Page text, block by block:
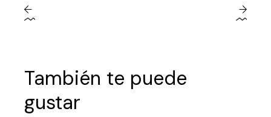
También te puede
gustar